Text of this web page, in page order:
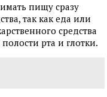
пищу сразу
так как еда или
средства
рта и глотки.